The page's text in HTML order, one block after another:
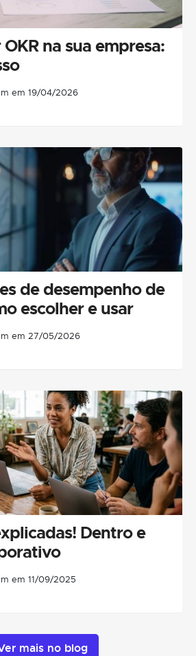
na sua empresa:
em 19/04/2026
de desempenho de
escolher e usar
em 27/05/2026
Dentro e
em 11/09/2025
mais no blog